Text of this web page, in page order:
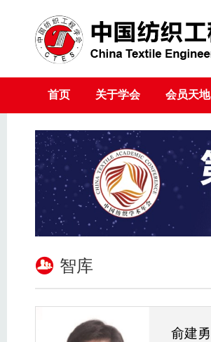
首页 关于学会 会员天地
智库
俞建勇